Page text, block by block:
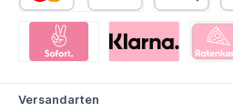
Versandarten